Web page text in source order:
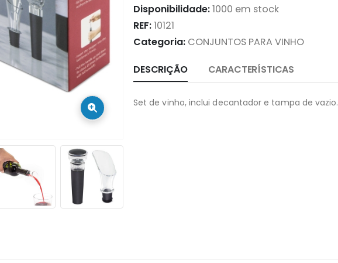
Disponibilidade:1000 em stock
REF:10121
Categoria: CONJUNTOS PARA VINHO
DESCRIÇÃO CARACTERÍSTICAS
Set de vinho, inclui decantador e tampa de vazio.